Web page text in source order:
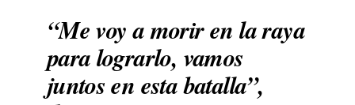
“Me voy a morir en la raya
para lograrlo, vamos
juntos en esta batalla”,